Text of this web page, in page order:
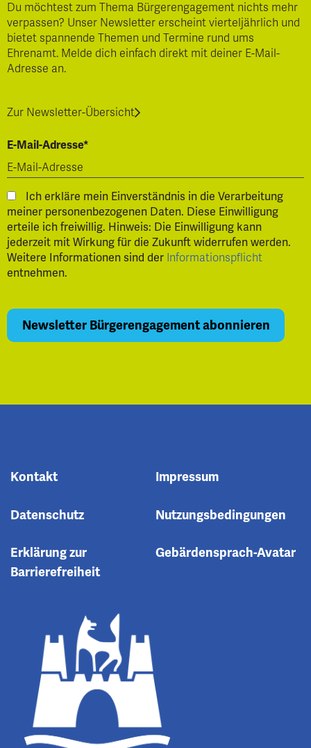
Du möchtest zum Thema Bürgerengagement nichts mehr
verpassen? Unser Newsletter erscheint vierteljährlich und
bietet spannende Themen und Termine rund ums
Ehrenamt. Melde dich einfach direkt mit deiner E-Mail-
Adresse an.
Zur Newsletter-Übersicht
E-Mail-Adresse*
Ich erkläre mein Einverständnis in die Verarbeitung
meiner personenbezogenen Daten. Diese Einwilligung
erteile ich freiwillig. Hinweis: Die Einwilligung kann
jederzeit mit Wirkung für die Zukunft widerrufen werden.
Weitere Informationen sind der Informationspflicht
entnehmen.
Kontakt Impressum
Datenschutz Nutzungsbedingungen
Erklärung zur
Barrierefreiheit
Gebärdensprach-Avatar